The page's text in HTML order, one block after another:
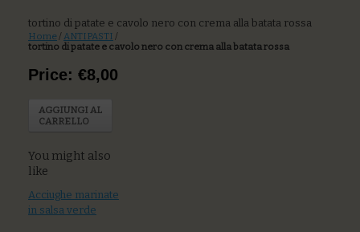
tortino di patate e cavolo nero con crema alla batata rossa
Home /ANTIPASTI /
tortino di patate e cavolo nero con crema alla batata rossa
Price: €8,00
AGGIUNGI AL
CARRELLO
You might also
like
Acciughe marinate
in salsa verde